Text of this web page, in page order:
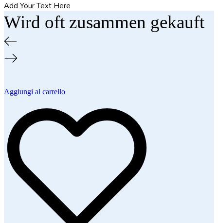
Add Your Text Here
Wird oft zusammen gekauft
Aggiungi al carrello